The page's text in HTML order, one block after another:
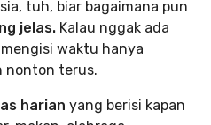
tuh, biar bagaimana pun
jelas. Kalau nggak ada
waktu hanya
nonton terus.
harian yang berisi kapan